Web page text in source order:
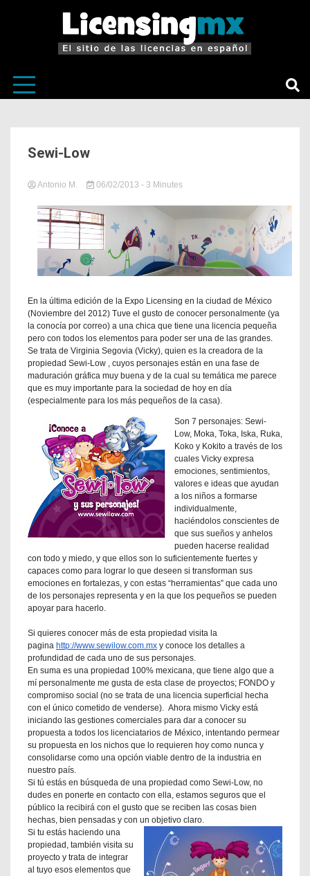
Sewi-Low
Antonio M. 06/02/2013 in
categoría
Tagged
México
Licensing
Expo
2012
Licensing
México,
propiedad,
personajes
de
licencias,
propiedad
intelectual ,
Propiedades
Mexicanas,
Sewi-
- 3 Minutes
En la última edición de la Expo Licensing en la ciudad de México
(Noviembre del 2012) Tuve el gusto de conocer personalmente (ya
la conocía por correo) a una chica que tiene una licencia pequeña
pero con todos los elementos para poder ser una de las grandes.
Se trata de Virginia Segovia (Vicky), quien es la creadora de la
propiedad Sewi-Low , cuyos personajes están en una fase de
maduración gráfica muy buena y de la cual su temática me parece
que es muy importante para la sociedad de hoy en día
(especialmente para los más pequeños de la casa).
Son 7 personajes: Sewi-
Low, Moka, Toka, Iska, Ruka,
Koko y Kokito a través de los
cuales Vicky expresa
emociones, sentimientos,
valores e ideas que ayudan
a los niños a formarse
individualmente,
haciéndolos conscientes de
que sus sueños y anhelos
pueden hacerse realidad
con todo y miedo, y que ellos son lo suficientemente fuertes y
capaces como para lograr lo que deseen si transforman sus
emociones en fortalezas, y con estas “herramientas” que cada uno
de los personajes representa y en la que los pequeños se pueden
apoyar para hacerlo.
Si quieres conocer más de esta propiedad visita la
pagina http://www.sewilow.com.mx y conoce los detalles a
profundidad de cada uno de sus personajes.
En suma es una propiedad 100% mexicana, que tiene algo que a
mí personalmente me gusta de esta clase de proyectos; FONDO y
compromiso social (no se trata de una licencia superficial hecha
con el único cometido de venderse). Ahora mismo Vicky está
iniciando las gestiones comerciales para dar a conocer su
propuesta a todos los licenciatarios de México, intentando permear
su propuesta en los nichos que lo requieren hoy como nunca y
consolidarse como una opción viable dentro de la industria en
nuestro país.
Si tú estás en búsqueda de una propiedad como Sewi-Low, no
dudes en ponerte en contacto con ella, estamos seguros que el
público la recibirá con el gusto que se reciben las cosas bien
hechas, bien pensadas y con un objetivo claro.
Si tu estás haciendo una
propiedad, también visita su
proyecto y trata de integrar
al tuyo esos elementos que